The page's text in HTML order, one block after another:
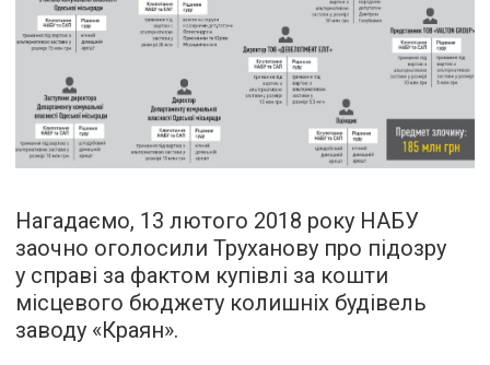
Нагадаємо, 13 лютого 2018 року НАБУ
заочно оголосили Труханову про підозру
у справі за фактом купівлі за кошти
місцевого бюджету колишніх будівель
заводу «Краян».